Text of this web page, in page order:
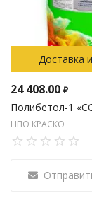
Доставка
24 408.00 ₽
НПО КРАСКО